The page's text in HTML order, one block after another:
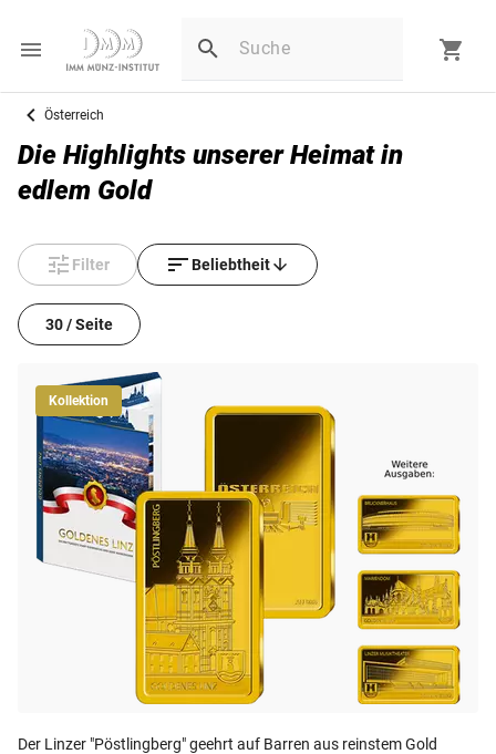
Österreich
Die Highlights unserer Heimat in
edlem Gold
Filter Beliebtheit
30 / Seite
Kollektion
Der Linzer "Pöstlingberg" geehrt auf Barren aus reinstem Gold